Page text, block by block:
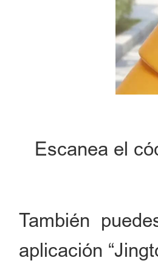
Escanea el
También
aplicación